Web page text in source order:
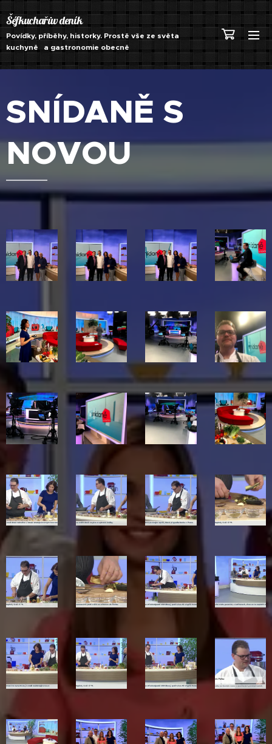
Šéfkuchařův deník
Povídky, příběhy, historky. Prostě vše ze světa
kuchyně a gastronomie obecně
SNÍDANĚ S
NOVOU